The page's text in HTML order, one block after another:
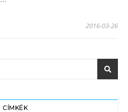
2016-03-26
CÍMKÉK